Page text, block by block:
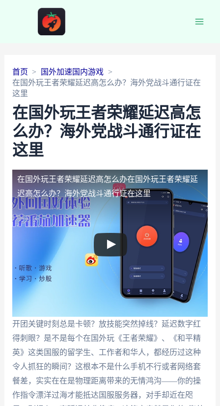
首页
国外加速国内游戏
在国外玩王者荣耀延迟高怎么办？海外党战斗通行证在
这里
在国外玩王者荣耀延迟高怎
么办？海外党战斗通行证在
这里
在国外玩王者荣耀延迟高怎么办在国外玩王者荣耀延
迟高怎么办？海外党战斗通行证在这里
开团关键时刻总是卡顿？放技能突然掉线？延迟数字红
得刺眼？是不是每个在国外玩《王者荣耀》、《和平精
英》这类国服的留学生、工作者和华人，都经历过这种
令人抓狂的瞬间？这根本不是什么手机不行或者网络套
餐差，实实在在是物理距离带来的无情鸿沟——你的操
作指令漂洋过海才能抵达国服服务器，对手却近在咫